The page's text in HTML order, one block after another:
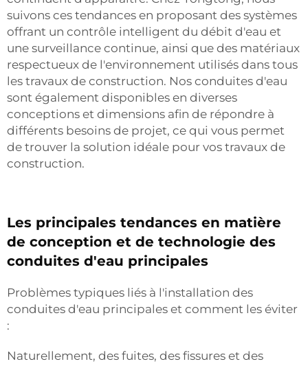
suivons ces tendances en proposant des systèmes
offrant un contrôle intelligent du débit d'eau et
une surveillance continue, ainsi que des matériaux
respectueux de l'environnement utilisés dans tous
les travaux de construction. Nos conduites d'eau
sont également disponibles en diverses
conceptions et dimensions afin de répondre à
différents besoins de projet, ce qui vous permet
de trouver la solution idéale pour vos travaux de
construction.
Les principales tendances en matière
de conception et de technologie des
conduites d'eau principales
Problèmes typiques liés à l'installation des
conduites d'eau principales et comment les éviter
:
Naturellement, des fuites, des fissures et des